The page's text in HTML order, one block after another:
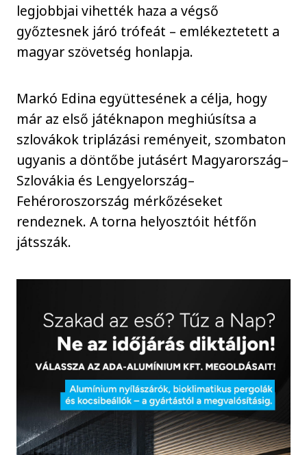
legjobbjai vihették haza a végső
győztesnek járó trófeát – emlékeztetett a
magyar szövetség honlapja.
Markó Edina együttesének a célja, hogy
már az első játéknapon meghiúsítsa a
szlovákok triplázási reményeit, szombaton
ugyanis a döntőbe jutásért Magyarország–
Szlovákia és Lengyelország–
Fehéroroszország mérkőzéseket
rendeznek. A torna helyosztóit hétfőn
játsszák.